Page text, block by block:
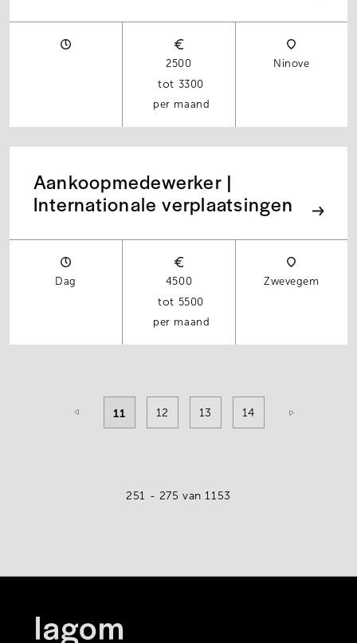
2500
3300
per maand
Ninove
Aankoopmedewerker |
Internationale verplaatsingen
Dag
4500
5500
per maand
Zwevegem
251 - 275 van 1153
Pagination Current
11 Pagina
12 Pagina
13 Pagina
14